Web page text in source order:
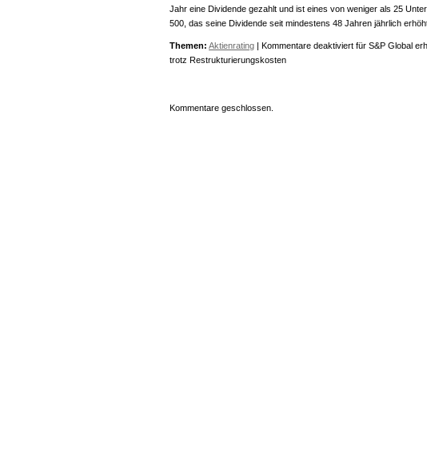
Jahr eine Dividende gezahlt und ist eines von weniger als 25
500, das seine Dividende seit mindestens 48 Jahren jährlich
Themen: Aktienrating | Kommentare deaktiviert für S&P Global
trotz Restrukturierungskosten
Kommentare geschlossen.